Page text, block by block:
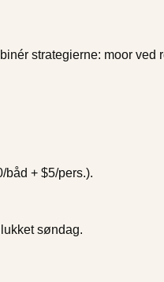
strategierne: moor ved
båd + $5/pers.).
søndag.